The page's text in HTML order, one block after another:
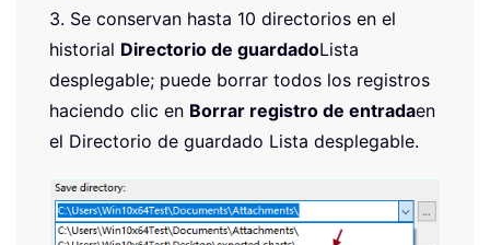
3. Se conservan hasta 10 directorios en el
historial Directorio de guardadoLista
desplegable; puede borrar todos los registros
haciendo clic en Borrar registro de entradaen
el Directorio de guardado Lista desplegable.